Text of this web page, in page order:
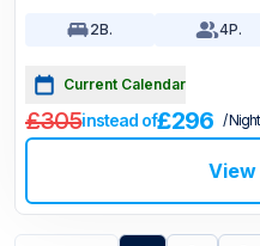
2B. 4P.
Current Calendar
£305instead of£296 / Night